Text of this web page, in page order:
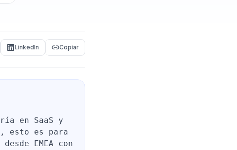
LinkedIn Copiar
en SaaS y
esto es para
EMEA con